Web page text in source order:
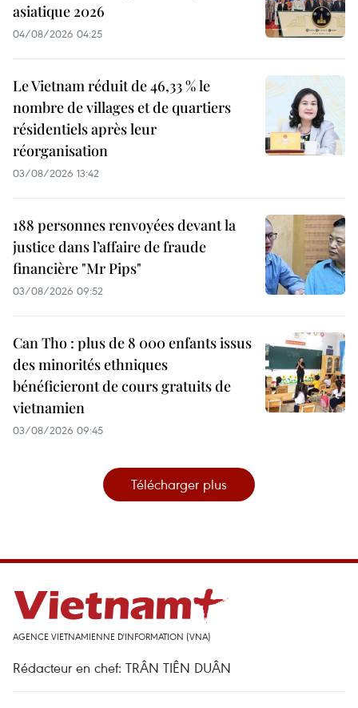
asiatique 2026
04/08/2026 04:25
Le Vietnam réduit de 46,33 % le
nombre de villages et de quartiers
résidentiels après leur
réorganisation
03/08/2026 13:42
188 personnes renvoyées devant la
justice dans l’affaire de fraude
financière "Mr Pips"
03/08/2026 09:52
Can Tho : plus de 8 000 enfants issus
des minorités ethniques
bénéficieront de cours gratuits de
vietnamien
03/08/2026 09:45
Télécharger plus
AGENCE VIETNAMIENNE D'INFORMATION (VNA)
Rédacteur en chef: TRÂN TIÊN DUÂN